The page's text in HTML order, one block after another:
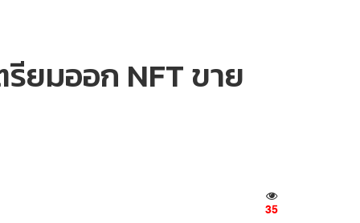
รียมออก NFT ขาย
35